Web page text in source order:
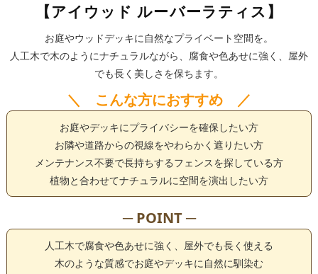
【アイウッド ルーバーラティス】
お庭やウッドデッキに自然なプライベート空間を。
人工木で木のようにナチュラルながら、腐食や色あせに強く、屋外
でも長く美しさを保ちます。
＼ こんな方におすすめ ／
お庭やデッキにプライバシーを確保したい方
お隣や道路からの視線をやわらかく遮りたい方
メンテナンス不要で長持ちするフェンスを探している方
植物と合わせてナチュラルに空間を演出したい方
─ POINT ─
人工木で腐食や色あせに強く、屋外でも長く使える
木のような質感でお庭やデッキに自然に馴染む